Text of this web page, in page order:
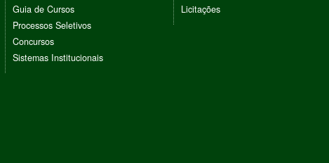
Guia de Cursos
Processos Seletivos
Concursos
Sistemas Institucionais
Licitações